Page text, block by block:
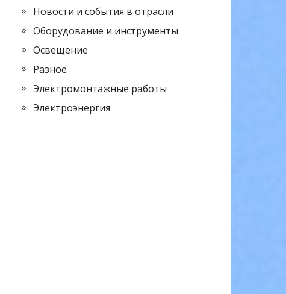
Новости и события в отрасли
Оборудование и инструменты
Освещение
Разное
Электромонтажные работы
Электроэнергия